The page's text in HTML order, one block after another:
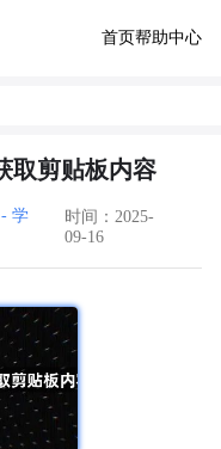
首页帮助中心
取剪贴板内容
学
时间：2025-
09-16